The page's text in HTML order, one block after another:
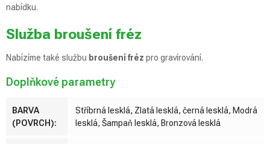
nabídku.
Služba broušení fréz
Nabízíme také službu broušení fréz pro gravírování.
Doplňkové parametry
BARVA
(POVRCH):
Stříbrná lesklá, Zlatá lesklá, černá lesklá, Modrá
lesklá, Šampaň lesklá, Bronzová lesklá